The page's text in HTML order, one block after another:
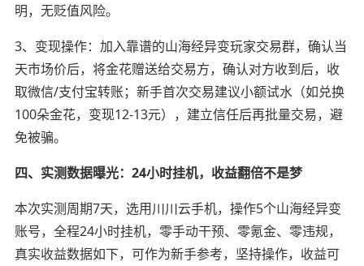
明，无贬值风险。
3、变现操作：加入靠谱的山海经异变玩家交易群，确认当
天市场价后，将金花赠送给交易方，确认对方收到后，收
取微信/支付宝转账；新手首次交易建议小额试水（如兑换
100朵金花，变现12-13元），建立信任后再批量交易，避
免被骗。
四、实测数据曝光：24小时挂机，收益翻倍不是梦
本次实测周期7天，选用川川云手机，操作5个山海经异变
账号，全程24小时挂机，零手动干预、零氪金、零违规，
真实收益数据如下，可作为新手参考，坚持操作，收益可